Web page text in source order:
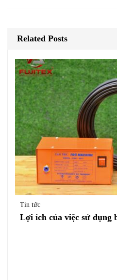
Related Posts
Tin tức
Lợi ích của việc sử dụng